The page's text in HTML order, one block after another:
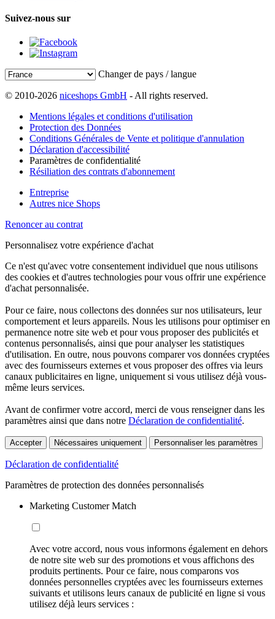
Suivez-nous sur
Changer de pays / langue
© 2010-2026 niceshops GmbH - All rights reserved.
Mentions légales et conditions d'utilisation
Protection des Données
Conditions Générales de Vente et politique d'annulation
Déclaration d'accessibilité
Paramètres de confidentialité
Résiliation des contrats d'abonnement
Entreprise
Autres nice Shops
Renoncer au contrat
Personnalisez votre expérience d'achat
Ce n'est qu'avec votre consentement individuel que nous utilisons
des cookies et d'autres technologies pour vous offrir une expérience
d'achat personnalisée.
Pour ce faire, nous collectons des données sur nos utilisateurs, leur
comportement et leurs appareils. Nous les utilisons pour optimiser en
permanence notre site web et pour vous proposer des publicités et
contenus personnalisés, ainsi que pour analyser les statistiques
d'utilisation. En outre, nous pouvons comparer vos données cryptées
avec des fournisseurs externes et vous proposer des offres via leurs
canaux publicitaires en ligne, uniquement si vous utilisez déjà vous-
même leurs services.
Avant de confirmer votre accord, merci de vous renseigner dans les
paramètres ainsi que dans notre Déclaration de confidentialité.
Accepter Nécessaires uniquement Personnaliser les paramètres
Déclaration de confidentialité
Paramètres de protection des données personnalisés
Marketing Customer Match
Avec votre accord, nous vous informons également en dehors
de notre site web sur des promotions et vous affichons des
produits pertinents. Pour ce faire, nous comparons vos
données personnelles cryptées avec les fournisseurs externes
suivants et utilisons leurs canaux de publicité en ligne si vous
utilisez déjà leurs services :